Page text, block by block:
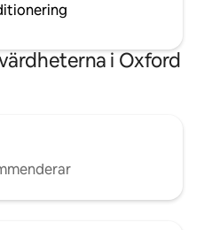
i Oxford